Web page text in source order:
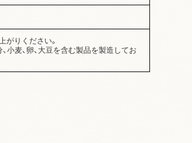
がりください。
小麦、卵、大豆を含む製品を製造してお